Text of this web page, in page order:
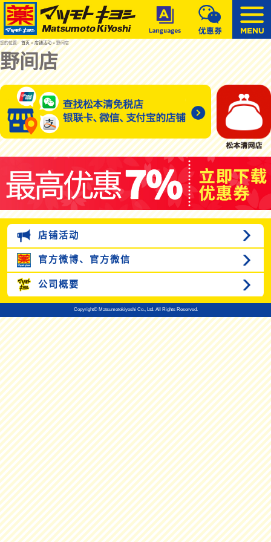
您的位置：首页»店铺活动» 野间店
野间店
店铺活动
官方微博、 官方微信
公司概要
Copyright© Matsumotokiyoshi Co., Ltd. All Rights Reserved.